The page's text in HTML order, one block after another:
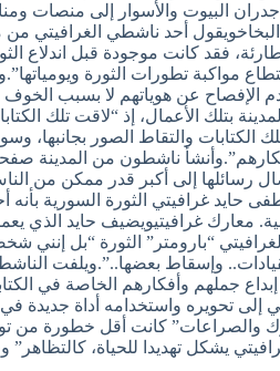
البيوت والأسوار إلى منصات
أحد ناشطي الغرافيتي
فقد كانت موجودة قبل اندلاع
مواكبة تطورات الثورة
الإفصاح عن هوياتهم لا بسبب الخوف
بتلك الأعمال، إذ “لاقت تلك
الكتابات والتقاط الصور
ناشطون من المدينة
إلى أكبر قدر ممكن من
غرافيتي الثورة السورية بأنه
معارك غرافيتيويضيف حايد
“بارومتر” الثورة “بل إنني
وإسقاط بعضها..”.ويلفت
إبداع جملهم وأفكارهم الخاصة في
تحويره واستخدامه أداة جديدة
والصراعات” كانت أقل خطورة من